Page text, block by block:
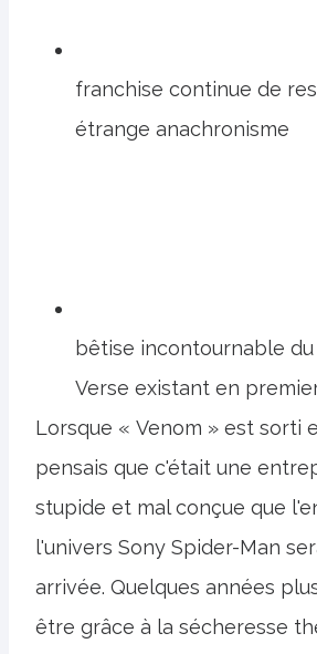
franchise continue de
étrange anachronisme
bêtise incontournable
Verse existant en
Lorsque « Venom » est sorti
pensais que c'était une
stupide et mal conçue que
l'univers Sony Spider-Man
arrivée. Quelques années
être grâce à la sécheresse